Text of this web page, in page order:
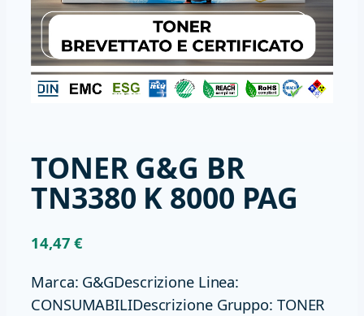
TONER G&G BR
TN3380 K 8000 PAG
14,47€
Marca: G&GDescrizione Linea:
CONSUMABILIDescrizione Gruppo: TONER